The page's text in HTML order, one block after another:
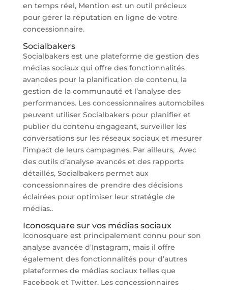
en temps réel, Mention est un outil précieux
pour gérer la réputation en ligne de votre
concessionnaire.
Socialbakers
Socialbakers est une plateforme de gestion des
médias sociaux qui offre des fonctionnalités
avancées pour la planification de contenu, la
gestion de la communauté et l’analyse des
performances. Les concessionnaires automobiles
peuvent utiliser Socialbakers pour planifier et
publier du contenu engageant, surveiller les
conversations sur les réseaux sociaux et mesurer
l’impact de leurs campagnes. Par ailleurs, Avec
des outils d’analyse avancés et des rapports
détaillés, Socialbakers permet aux
concessionnaires de prendre des décisions
éclairées pour optimiser leur stratégie de
médias..
Iconosquare sur vos médias sociaux
Iconosquare est principalement connu pour son
analyse avancée d’Instagram, mais il offre
également des fonctionnalités pour d’autres
plateformes de médias sociaux telles que
Facebook et Twitter. Les concessionnaires